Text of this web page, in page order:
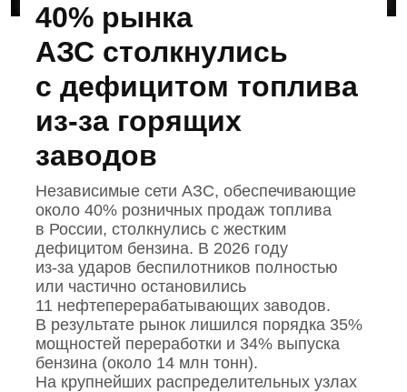
40% рынка
АЗС столкнулись
с дефицитом топлива
из‑за горящих
заводов
Независимые сети АЗС, обеспечивающие
около 40% розничных продаж топлива
в России, столкнулись с жестким
дефицитом бензина. В 2026 году
из‑за ударов беспилотников полностью
или частично остановились
11 нефтеперерабатывающих заводов.
В результате рынок лишился порядка 35%
мощностей переработки и 34% выпуска
бензина (около 14 млн тонн).
На крупнейших распределительных узлах